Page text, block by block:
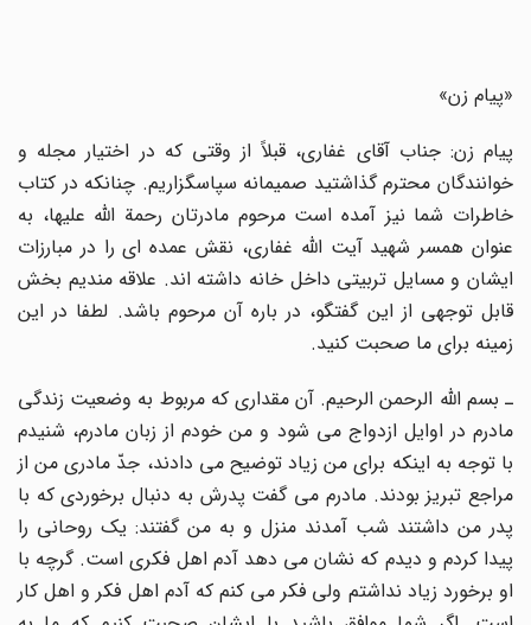
«پیام زن»
پیام زن: جناب آقای غفاری، قبلاً از وقتی که در اختیار مجله و
خوانندگان محترم گذاشتید صمیمانه سپاسگزاریم. چنانکه در کتاب
خاطرات شما نیز آمده است مرحوم مادرتان رحمة اللّه علیها، به
عنوان همسر شهید آیت اللّه غفاری، نقش عمده ای را در مبارزات
ایشان و مسایل تربیتی داخل خانه داشته اند. علاقه مندیم بخش
قابل توجهی از این گفتگو، در باره آن مرحوم باشد. لطفا در این
زمینه برای ما صحبت کنید.
ـ بسم اللّه الرحمن الرحیم. آن مقداری که مربوط به وضعیت زندگی
مادرم در اوایل ازدواج می شود و من خودم از زبان مادرم، شنیدم
با توجه به اینکه برای من زیاد توضیح می دادند، جدّ مادری من از
مراجع تبریز بودند. مادرم می گفت پدرش به دنبال برخوردی که با
پدر من داشتند شب آمدند منزل و به من گفتند: یک روحانی را
پیدا کردم و دیدم که نشان می دهد آدم اهل فکری است. گرچه با
او برخورد زیاد نداشتم ولی فکر می کنم که آدم اهل فکر و اهل کار